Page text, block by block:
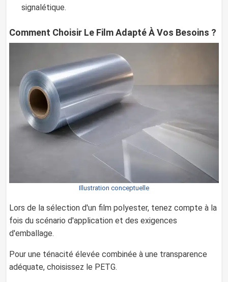
signalétique.
Comment Choisir Le Film Adapté À Vos Besoins ?
Illustration conceptuelle
Lors de la sélection d'un film polyester, tenez compte à la
fois du scénario d'application et des exigences
d'emballage.
Pour une ténacité élevée combinée à une transparence
adéquate, choisissez le PETG.